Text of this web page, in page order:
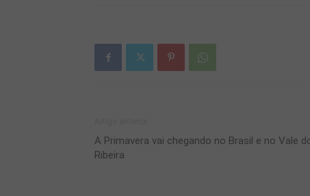
A Primavera vai chegando no Brasil e no Vale
Ribeira